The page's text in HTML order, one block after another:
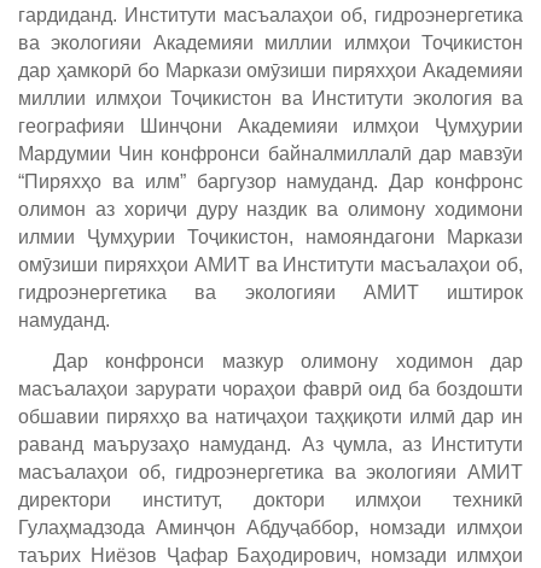
гардиданд. Институти масъалаҳои об, гидроэнергетика
ва экологияи Академияи миллии илмҳои Тоҷикистон
дар ҳамкорӣ бо Маркази омӯзиши пиряхҳои Академияи
миллии илмҳои Тоҷикистон ва Институти экология ва
географияи Шинҷони Академияи илмҳои Ҷумҳурии
Мардумии Чин конфронси байналмиллалӣ дар мавзӯи
“Пиряхҳо ва илм” баргузор намуданд. Дар конфронс
олимон аз хориҷи дуру наздик ва олимону ходимони
илмии Ҷумҳурии Тоҷикистон, намояндагони Маркази
омӯзиши пиряхҳои АМИТ ва Институти масъалаҳои об,
гидроэнергетика ва экологияи АМИТ иштирок
намуданд.
Дар конфронси мазкур олимону ходимон дар
масъалаҳои зарурати чораҳои фаврӣ оид ба боздошти
обшавии пиряхҳо ва натиҷаҳои таҳқиқоти илмӣ дар ин
раванд маърузаҳо намуданд. Аз ҷумла, аз Институти
масъалаҳои об, гидроэнергетика ва экологияи АМИТ
директори институт, доктори илмҳои техникӣ
Гулаҳмадзода Аминҷон Абдуҷаббор, номзади илмҳои
таърих Ниёзов Ҷафар Баҳодирович, номзади илмҳои